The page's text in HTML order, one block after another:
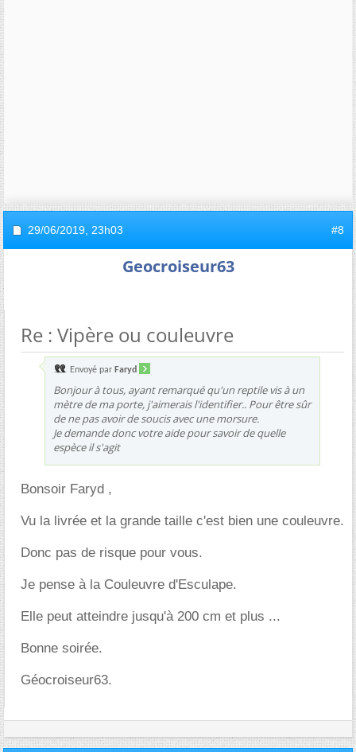
29/06/2019, 23h03 #8
Geocroiseur63
Re : Vipère ou couleuvre
Envoyé par Faryd
Bonjour à tous, ayant remarqué qu'un reptile vis à un
mètre de ma porte, j'aimerais l'identifier.. Pour être sûr
de ne pas avoir de soucis avec une morsure.
Je demande donc votre aide pour savoir de quelle
espèce il s'agit
Bonsoir Faryd ,
Vu la livrée et la grande taille c'est bien une couleuvre.
Donc pas de risque pour vous.
Je pense à la Couleuvre d'Esculape.
Elle peut atteindre jusqu'à 200 cm et plus ...
Bonne soirée.
Géocroiseur63.